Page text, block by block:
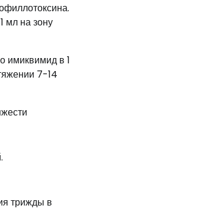
мл на зону
имиквимид в 1
7-14
трижды в